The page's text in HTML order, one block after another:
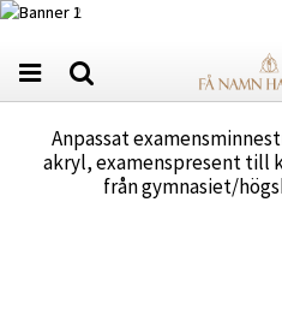
Anpassat
akryl, examenspresent till
från gymnasiet/